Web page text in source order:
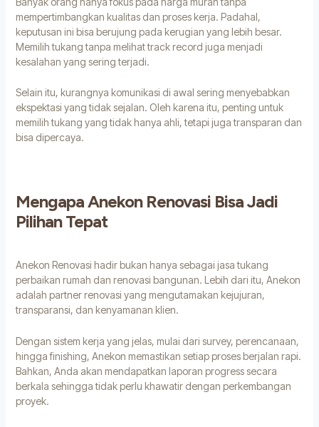
mempertimbangkan kualitas dan proses kerja. Padahal,
keputusan ini bisa berujung pada kerugian yang lebih besar.
Memilih tukang tanpa melihat track record juga menjadi
kesalahan yang sering terjadi.
Selain itu, kurangnya komunikasi di awal sering menyebabkan
ekspektasi yang tidak sejalan. Oleh karena itu, penting untuk
memilih tukang yang tidak hanya ahli, tetapi juga transparan dan
bisa dipercaya.
Mengapa Anekon Renovasi Bisa Jadi
Pilihan Tepat
Anekon Renovasi hadir bukan hanya sebagai jasa tukang
perbaikan rumah dan renovasi bangunan. Lebih dari itu, Anekon
adalah partner renovasi yang mengutamakan kejujuran,
transparansi, dan kenyamanan klien.
Dengan sistem kerja yang jelas, mulai dari survey, perencanaan,
hingga finishing, Anekon memastikan setiap proses berjalan rapi.
Bahkan, Anda akan mendapatkan laporan progress secara
berkala sehingga tidak perlu khawatir dengan perkembangan
proyek.